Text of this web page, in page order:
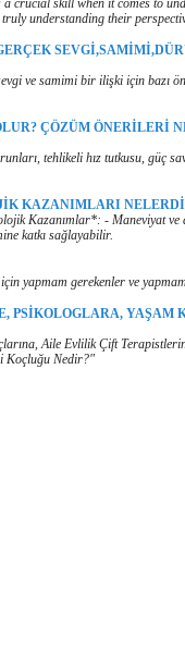
crucial skill when it comes to
understanding their
ve samimi bir ilişki için bazı
ÇÖZÜM ÖNERİLERİ
tehlikeli hız tutkusu, güç
KAZANIMLARI
Kazanımlar*: - Maneviyat ve
katkı sağlayabilir.
yapmam gerekenler ve
PSİKOLOGLARA, YAŞAM
Aile Evlilik Çift
Koçluğu Nedir?"